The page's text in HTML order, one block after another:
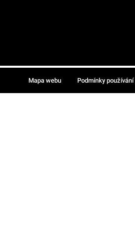
Mapa webu Podmínky používání